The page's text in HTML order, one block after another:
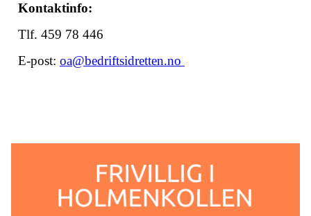
Kontaktinfo:
Tlf. 459 78 446
E-post: oa@bedriftsidretten.no